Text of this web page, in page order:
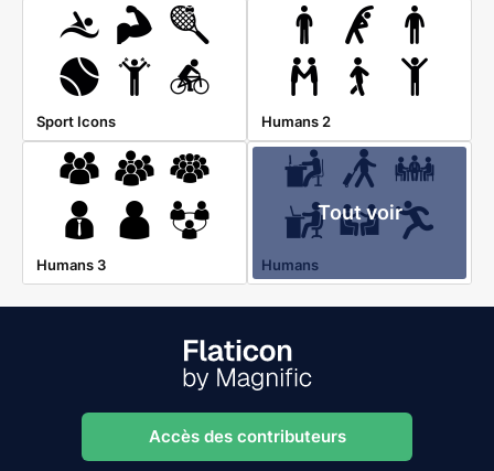
Sport Icons Humans 2
Humans 3
Tout voir
Humans
Accès des contributeurs